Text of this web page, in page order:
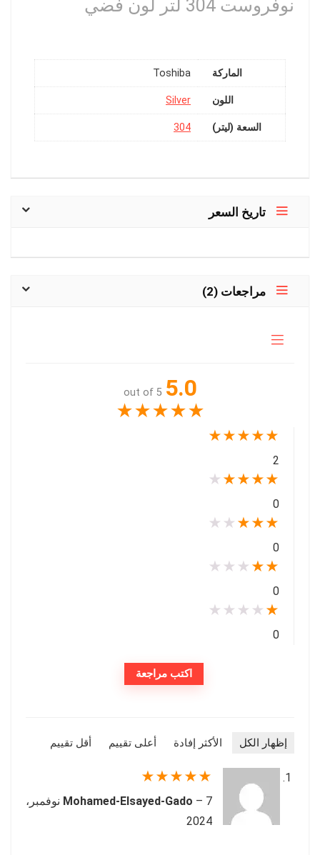
نوفروست 304 لتر لون فضي
الماركة Toshiba
اللون Silver
السعة (ليتر) 304
تاريخ السعر
مراجعات (2)
5.0
out of 5
★
★
★
★
★
★
★
★
★
★
2
★
★
★
★
★
0
★
★
★
★
★
0
★
★
★
★
★
0
★
★
★
★
★
0
اكتب مراجعة
إظهار الكل الأكثر إفادة أعلى تقييم أقل تقييم
★
★
★
★
★
Mohamed-Elsayed-Gado –
7 نوفمبر،
2024